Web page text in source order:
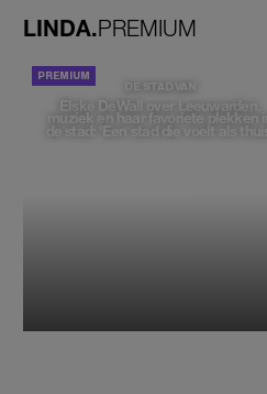
LINDA.PREMIUM
DE STAD VAN
Elske DeWall over Leeuwarden,
muziek en haar favoriete plekken in
de stad: 'Een stad die voelt als thuis'